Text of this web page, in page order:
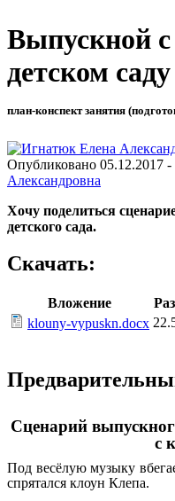
Выпускной
детском саду
план-конспект занятия
Опубликовано 05.12.2017 -
Александровна
Хочу поделиться
детского сада.
Скачать:
Вложение
klouny-vypuskn.docx
Сценарий
с
Под весёлую музыку
спрятался клоун Клепа.